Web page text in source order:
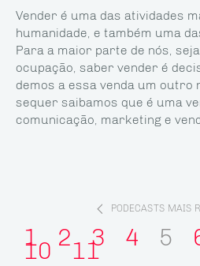
Vender é uma das atividades
humanidade, e também uma
Para a maior parte de nós,
ocupação, saber vender é
demos a essa venda um outro
sequer saibamos que é uma
comunicação, marketing e
PODECASTS MAIS
1 2 3 4 5
10 11